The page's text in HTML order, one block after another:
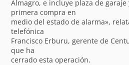
Almagro, e incluye plaza de
primera compra en
medio del estado de alarma»,
telefónica
Francisco Erburu, gerente de
que ha
cerrado esta operación.